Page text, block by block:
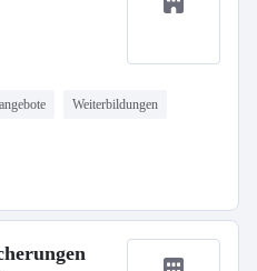
Weiterbildungen